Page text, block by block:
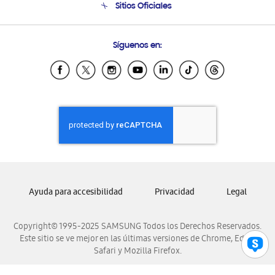
Soporte vía eMail
Sitios Oficiales
Samsung Ecuador
Samsung El Salvador
Samsung Honduras
Samsung Nicaragua
Samsung Panamá
Samsung Venezuela
Síguenos en:
Copyright© 1995-2025 SAMSUNG Todos los Derechos Reservados.
Este sitio se ve mejor en las últimas versiones de Chrome, Edge,
Safari y Mozilla Firefox.
Ayuda para accesibilidad Privacidad Legal